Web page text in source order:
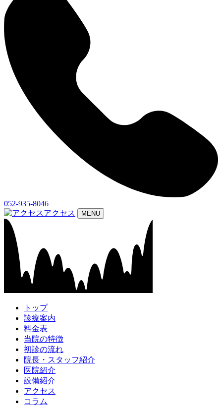
052-935-8046
アクセス
MENU
トップ
診療案内
料金表
当院の特徴
初診の流れ
院長・スタッフ紹介
医院紹介
設備紹介
アクセス
コラム